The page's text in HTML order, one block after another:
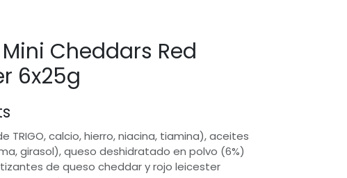
Cheddars Red
6x25g
TRIGO, calcio, hierro, niacina, tiamina), aceites
girasol), queso deshidratado en polvo (6%)
de queso cheddar y rojo leicester